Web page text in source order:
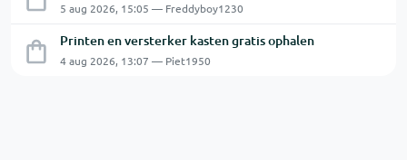
5 aug 2026, 15:05 — Freddyboy1230
Printen en versterker kasten gratis ophalen
4 aug 2026, 13:07 — Piet1950